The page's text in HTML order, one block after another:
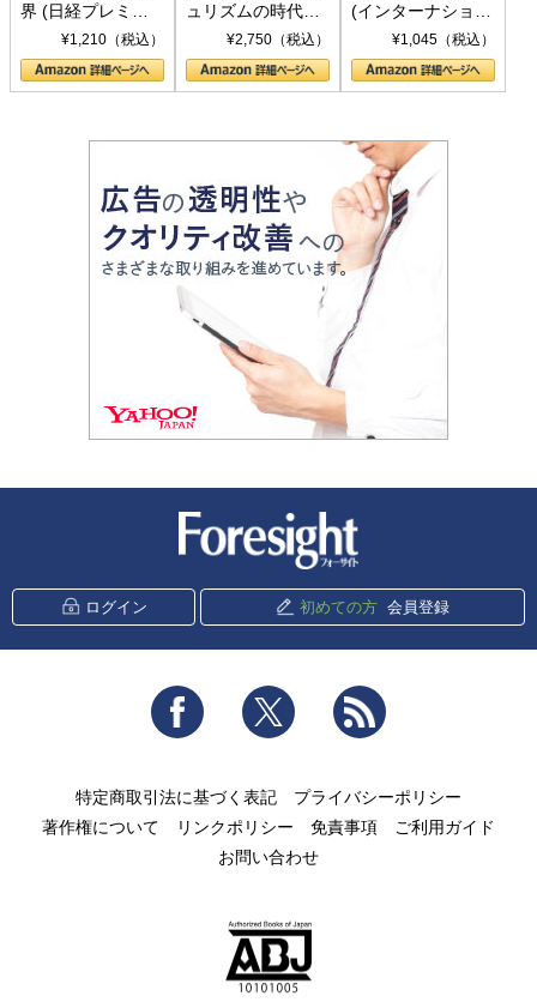
界 (日経プレミア
シリーズ)¥1,210（税込）
ュリズムの時代：
〈ヤヌス〉の二つ
の顔
¥2,750（税込）
(インターナショナ
ル新書)¥1,045（税込）
ログイン 初めての方 会員登録
Facebook Twitter
特定商取引法に基づく表記
プライバシーポリシー
著作権について
リンクポリシー 免責事項
ご利用ガイド
お問い合わせ